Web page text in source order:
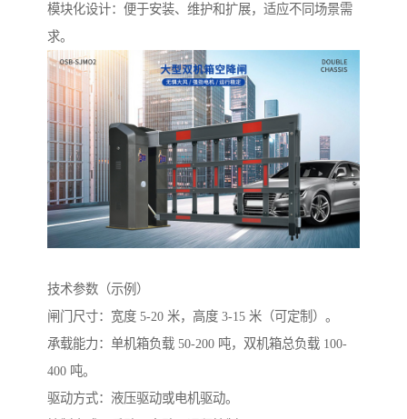
模块化设计：便于安装、维护和扩展，适应不同场景需
求。
技术参数（示例）
闸门尺寸：宽度 5-20 米，高度 3-15 米（可定制）。
承载能力：单机箱负载 50-200 吨，双机箱总负载 100-
400 吨。
驱动方式：液压驱动或电机驱动。